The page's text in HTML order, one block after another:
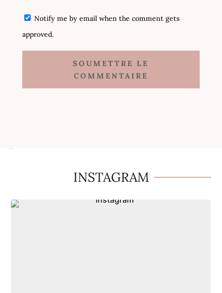
Notify me by email when the comment gets
approved.
SOUMETTRE LE
COMMENTAIRE
INSTAGRAM